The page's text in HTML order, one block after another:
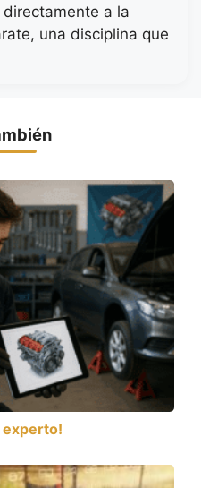
a la
una disciplina que
experto!